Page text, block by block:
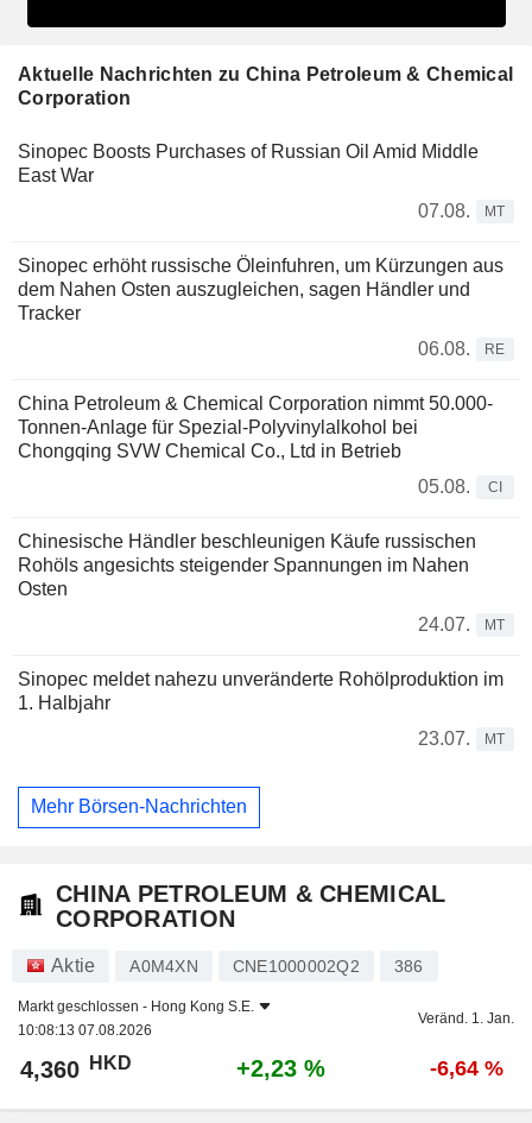
Aktuelle Nachrichten zu China Petroleum & Chemical
Corporation
Sinopec Boosts Purchases of Russian Oil Amid Middle
East War
07.08.
MT
Sinopec erhöht russische Öleinfuhren, um Kürzungen aus
dem Nahen Osten auszugleichen, sagen Händler und
Tracker
06.08.
RE
China Petroleum & Chemical Corporation nimmt 50.000-
Tonnen-Anlage für Spezial-Polyvinylalkohol bei
Chongqing SVW Chemical Co., Ltd in Betrieb
05.08.
CI
Chinesische Händler beschleunigen Käufe russischen
Rohöls angesichts steigender Spannungen im Nahen
Osten
24.07.
MT
Sinopec meldet nahezu unveränderte Rohölproduktion im
1. Halbjahr
23.07.
MT
Mehr Börsen-Nachrichten
CHINA PETROLEUM & CHEMICAL
CORPORATION
Aktie A0M4XN CNE1000002Q2 386
Markt geschlossen - Hong Kong S.E.
10:08:13 07.08.2026
Veränd. 1. Jan.
4,360 HKD +2,23 % -6,64 %